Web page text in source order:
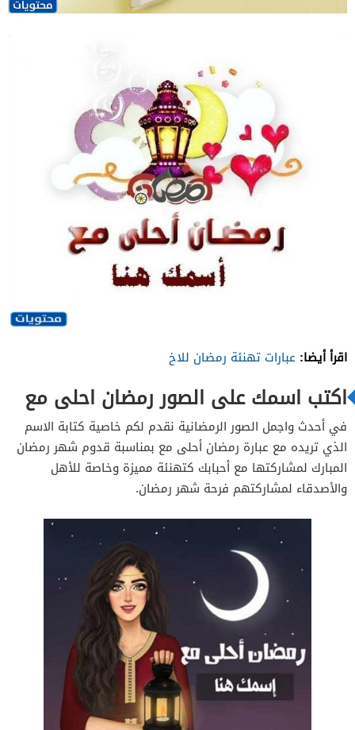
اقرأ أيضا: عبارات تهنئة رمضان للاخ
اكتب اسمك على الصور رمضان احلى مع
في أحدث واجمل الصور الرمضانية نقدم لكم خاصية كتابة الاسم
الذي تريده مع عبارة رمضان أحلى مع بمناسبة قدوم شهر رمضان
المبارك لمشاركتها مع أحبابك كتهنئة مميزة وخاصة للأهل
والأصدقاء لمشاركتهم فرحة شهر رمضان.